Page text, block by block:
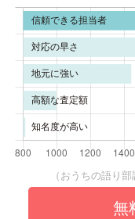
（おうちの語り
無